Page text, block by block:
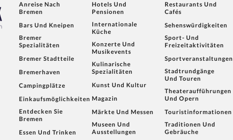
Anreise Nach
Bremen
Bars Und Kneipen
Bremer
Spezialitäten
Bremer Stadtteile
Bremerhaven
Campingplätze
Einkaufsmöglichkeiten
Entdecken Sie
Bremen
Essen Und Trinken
Hotels Und
Pensionen
Internationale
Küche
Konzerte Und
Musikevents
Kulinarische
Spezialitäten
Kunst Und Kultur
Magazin
Märkte Und Messen
Museen Und
Ausstellungen
Restaurants Und
Cafés
Sehenswürdigkeiten
Sport- Und
Freizeitaktivitäten
Sportveranstaltungen
Stadtrundgänge
Und Touren
Theateraufführungen
Und Opern
Touristinformationen
Traditionen Und
Gebräuche